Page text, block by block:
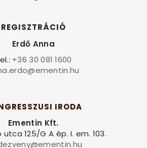
REGISZTRÁCIÓ
Erdő Anna
+36 30 081 1600
IRODA
Ementin Kft.
utca 125/G A ép. I. em. 103.